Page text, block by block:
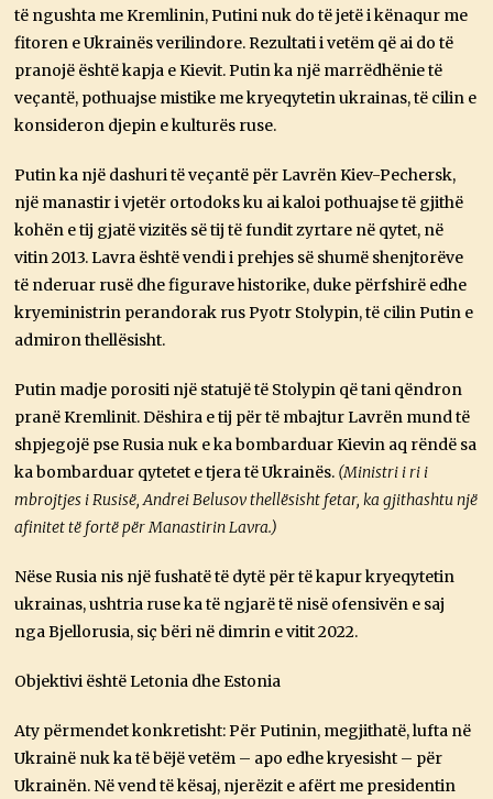
të ngushta me Kremlinin, Putini nuk do të jetë i kënaqur me
fitoren e Ukrainës verilindore. Rezultati i vetëm që ai do të
pranojë është kapja e Kievit. Putin ka një marrëdhënie të
veçantë, pothuajse mistike me kryeqytetin ukrainas, të cilin e
konsideron djepin e kulturës ruse.
Putin ka një dashuri të veçantë për Lavrën Kiev-Pechersk,
një manastir i vjetër ortodoks ku ai kaloi pothuajse të gjithë
kohën e tij gjatë vizitës së tij të fundit zyrtare në qytet, në
vitin 2013. Lavra është vendi i prehjes së shumë shenjtorëve
të nderuar rusë dhe figurave historike, duke përfshirë edhe
kryeministrin perandorak rus Pyotr Stolypin, të cilin Putin e
admiron thellësisht.
Putin madje porositi një statujë të Stolypin që tani qëndron
pranë Kremlinit. Dëshira e tij për të mbajtur Lavrën mund të
shpjegojë pse Rusia nuk e ka bombarduar Kievin aq rëndë sa
ka bombarduar qytetet e tjera të Ukrainës. (Ministri i ri i
mbrojtjes i Rusisë, Andrei Belusov thellësisht fetar, ka gjithashtu një
afinitet të fortë për Manastirin Lavra.)
Nëse Rusia nis një fushatë të dytë për të kapur kryeqytetin
ukrainas, ushtria ruse ka të ngjarë të nisë ofensivën e saj
nga Bjellorusia, siç bëri në dimrin e vitit 2022.
Objektivi është Letonia dhe Estonia
Aty përmendet konkretisht: Për Putinin, megjithatë, lufta në
Ukrainë nuk ka të bëjë vetëm – apo edhe kryesisht – për
Ukrainën. Në vend të kësaj, njerëzit e afërt me presidentin